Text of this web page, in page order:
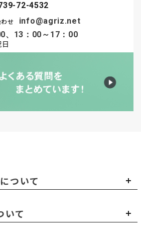
せ
info@agriz.net
、13：00～17：00
72-4532
ついて
いて